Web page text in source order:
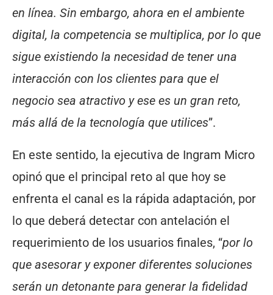
en línea. Sin embargo, ahora en el ambiente
digital, la competencia se multiplica, por lo que
sigue existiendo la necesidad de tener una
interacción con los clientes para que el
negocio sea atractivo y ese es un gran reto,
más allá de la tecnología que utilices”.
En este sentido, la ejecutiva de Ingram Micro
opinó que el principal reto al que hoy se
enfrenta el canal es la rápida adaptación, por
lo que deberá detectar con antelación el
requerimiento de los usuarios finales, “por lo
que asesorar y exponer diferentes soluciones
serán un detonante para generar la fidelidad